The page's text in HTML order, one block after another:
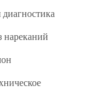
нареканий